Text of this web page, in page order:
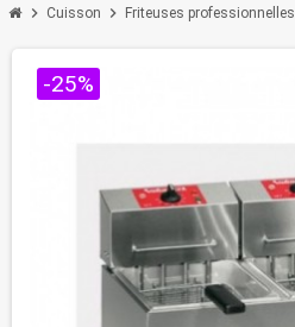
chevron_right Cuisson chevron_right Friteuses professionnelles
-25%